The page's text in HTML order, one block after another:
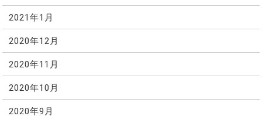
2021年1月
2020年12月
2020年11月
2020年10月
2020年9月